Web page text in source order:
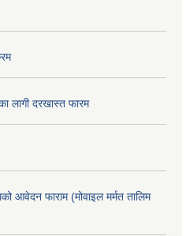
लागी दरखास्त फारम
आवेदन फाराम (मोवाइल मर्मत तालिम